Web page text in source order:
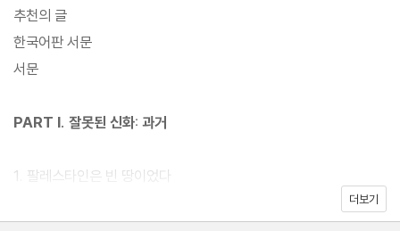
추천의 글
한국어판 서문
서문
PART I. 잘못된 신화: 과거
1. 팔레스타인은 빈 땅이었다
더보기